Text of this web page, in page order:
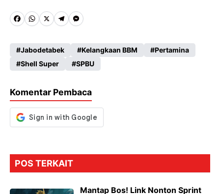
Fa
b
o
k
W
ts
A
p
X
Te
gr
a
M
se
n
er
Jabodetabek Kelangkaan BBM
Pertamina
Shell Super
SPBU
Komentar Pembaca
POS TERKAIT
Mantap Bos! Link Nonton Sprint